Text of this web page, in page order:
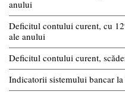
anului
Deficitul contului curent, cu
ale anului
Deficitul contului curent,
Indicatorii sistemului bancar